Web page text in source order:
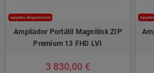
Ampliador Portátil Magnilink ZIP
Premium 13 FHD LVI
3 830,00 €